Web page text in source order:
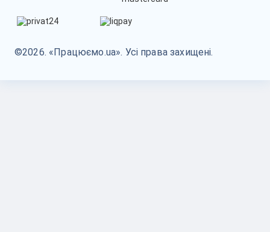
©2026. «Працюємо.ua». Усі права захищені.